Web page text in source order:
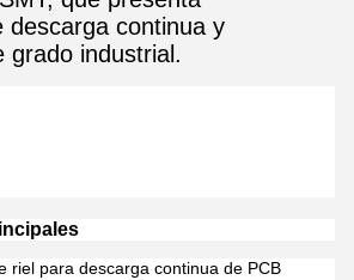
descarga continua y
grado industrial.
riel para descarga continua de PCB